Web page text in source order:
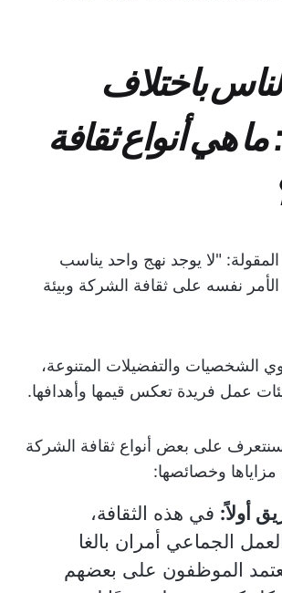
باختلاف
ما هي أنواع ثقافة
"لا يوجد نهج واحد يناسب
نفسه على ثقافة الشركة وبيئة
الشخصيات والتفضيلات المتنوعة،
عمل فريدة تعكس قيمها وأهدافها.
على بعض أنواع ثقافة الشركة
مزاياها وخصائصها:
أولاً: في هذه الثقافة،
الجماعي أمران بالغا
الموظفون على بعضهم